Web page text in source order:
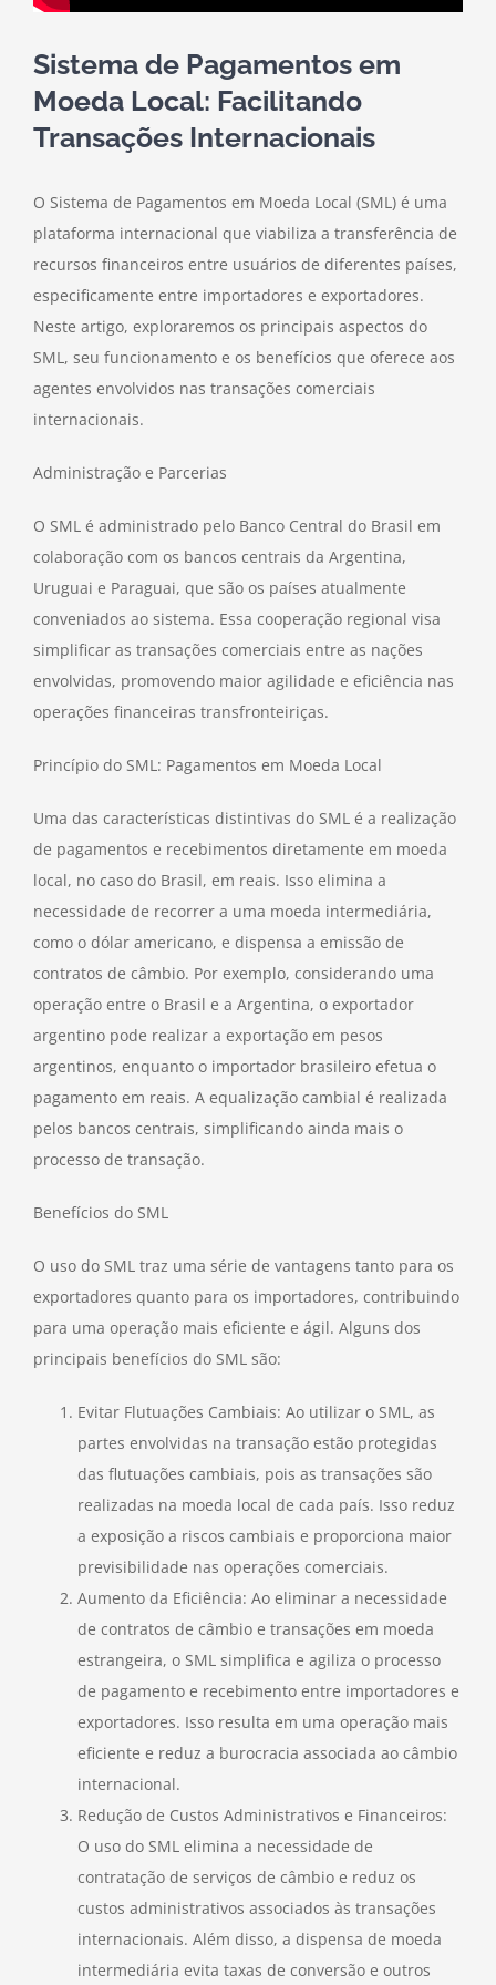
Sistema de Pagamentos em
Moeda Local: Facilitando
Transações Internacionais
O Sistema de Pagamentos em Moeda Local (SML) é uma
plataforma internacional que viabiliza a transferência de
recursos financeiros entre usuários de diferentes países,
especificamente entre importadores e exportadores.
Neste artigo, exploraremos os principais aspectos do
SML, seu funcionamento e os benefícios que oferece aos
agentes envolvidos nas transações comerciais
internacionais.
Administração e Parcerias
O SML é administrado pelo Banco Central do Brasil em
colaboração com os bancos centrais da Argentina,
Uruguai e Paraguai, que são os países atualmente
conveniados ao sistema. Essa cooperação regional visa
simplificar as transações comerciais entre as nações
envolvidas, promovendo maior agilidade e eficiência nas
operações financeiras transfronteiriças.
Princípio do SML: Pagamentos em Moeda Local
Uma das características distintivas do SML é a realização
de pagamentos e recebimentos diretamente em moeda
local, no caso do Brasil, em reais. Isso elimina a
necessidade de recorrer a uma moeda intermediária,
como o dólar americano, e dispensa a emissão de
contratos de câmbio. Por exemplo, considerando uma
operação entre o Brasil e a Argentina, o exportador
argentino pode realizar a exportação em pesos
argentinos, enquanto o importador brasileiro efetua o
pagamento em reais. A equalização cambial é realizada
pelos bancos centrais, simplificando ainda mais o
processo de transação.
Benefícios do SML
O uso do SML traz uma série de vantagens tanto para os
exportadores quanto para os importadores, contribuindo
para uma operação mais eficiente e ágil. Alguns dos
principais benefícios do SML são:
Evitar Flutuações Cambiais: Ao utilizar o SML, as
partes envolvidas na transação estão protegidas
das flutuações cambiais, pois as transações são
realizadas na moeda local de cada país. Isso reduz
a exposição a riscos cambiais e proporciona maior
previsibilidade nas operações comerciais.
Aumento da Eficiência: Ao eliminar a necessidade
de contratos de câmbio e transações em moeda
estrangeira, o SML simplifica e agiliza o processo
de pagamento e recebimento entre importadores e
exportadores. Isso resulta em uma operação mais
eficiente e reduz a burocracia associada ao câmbio
internacional.
Redução de Custos Administrativos e Financeiros:
O uso do SML elimina a necessidade de
contratação de serviços de câmbio e reduz os
custos administrativos associados às transações
internacionais. Além disso, a dispensa de moeda
intermediária evita taxas de conversão e outros